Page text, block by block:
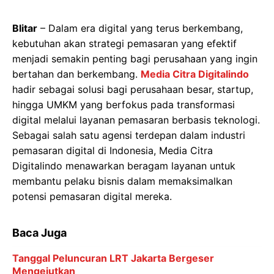
Blitar – Dalam era digital yang terus berkembang,
kebutuhan akan strategi pemasaran yang efektif
menjadi semakin penting bagi perusahaan yang ingin
bertahan dan berkembang. Media Citra Digitalindo
hadir sebagai solusi bagi perusahaan besar, startup,
hingga UMKM yang berfokus pada transformasi
digital melalui layanan pemasaran berbasis teknologi.
Sebagai salah satu agensi terdepan dalam industri
pemasaran digital di Indonesia, Media Citra
Digitalindo menawarkan beragam layanan untuk
membantu pelaku bisnis dalam memaksimalkan
potensi pemasaran digital mereka.
Baca Juga
Tanggal Peluncuran LRT Jakarta Bergeser
Mengejutkan